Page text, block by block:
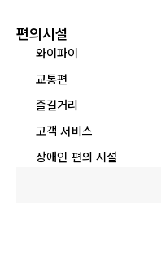
편의시설
와이파이
교통편
즐길거리
고객 서비스
장애인 편의 시설